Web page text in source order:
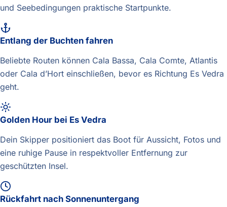
und Seebedingungen praktische Startpunkte.
Entlang der Buchten fahren
Beliebte Routen können Cala Bassa, Cala Comte, Atlantis
oder Cala d’Hort einschließen, bevor es Richtung Es Vedra
geht.
Golden Hour bei Es Vedra
Dein Skipper positioniert das Boot für Aussicht, Fotos und
eine ruhige Pause in respektvoller Entfernung zur
geschützten Insel.
Rückfahrt nach Sonnenuntergang